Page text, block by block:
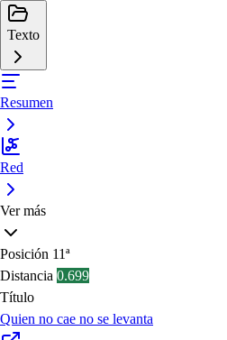
Texto
Resumen
Red
Ver más
Posición 11ª
Distancia 0.699
Título
Quien no cae no se levanta